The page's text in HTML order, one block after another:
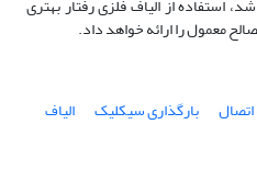
استفاده از الیاف فلزی رفتار بهتری
معمول را ارائه خواهد داد.
بارگذاری سیکلیک
الیاف